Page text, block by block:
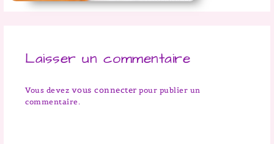
Laisser un commentaire
Vous devez vous connecter pour publier un
commentaire.